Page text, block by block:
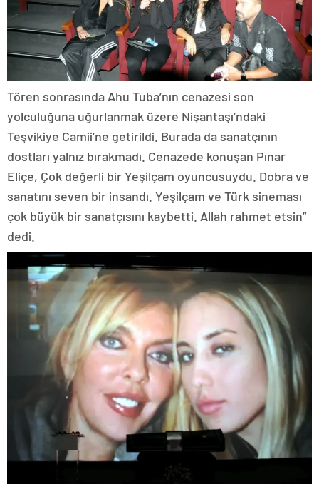
Tören sonrasında Ahu Tuba’nın cenazesi son
yolculuğuna uğurlanmak üzere Nişantaşı’ndaki
Teşvikiye Camii’ne getirildi. Burada da sanatçının
dostları yalnız bırakmadı. Cenazede konuşan Pınar
Eliçe, Çok değerli bir Yeşilçam oyuncusuydu. Dobra ve
sanatını seven bir insandı. Yeşilçam ve Türk sineması
çok büyük bir sanatçısını kaybetti. Allah rahmet etsin”
dedi.